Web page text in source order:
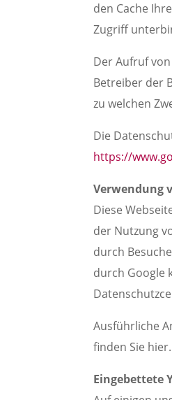
den Cache
Zugriff
Der Aufruf
Betreiber der
zu welchen
Die
https://
Verwendung
Diese
der Nutzung
durch
durch Google
Ausführliche
finden Sie hier.
Eingebettete